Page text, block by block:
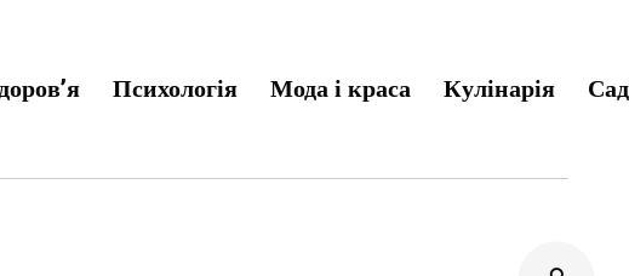
Психологія Мода і краса Кулінарія